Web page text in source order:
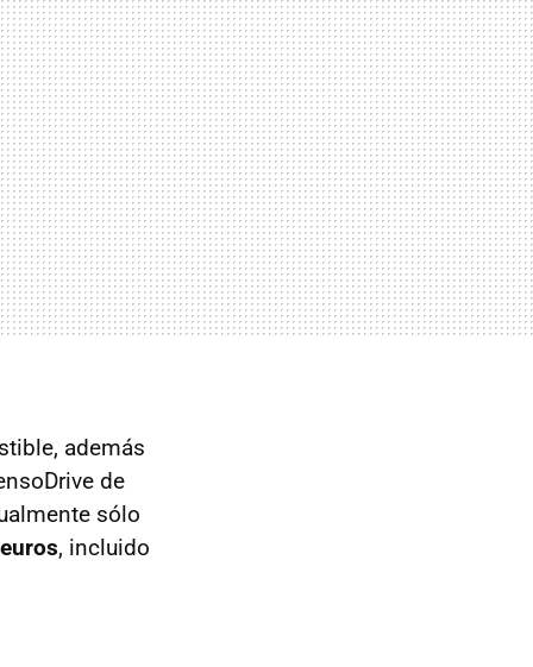
además
de
sólo
, incluido